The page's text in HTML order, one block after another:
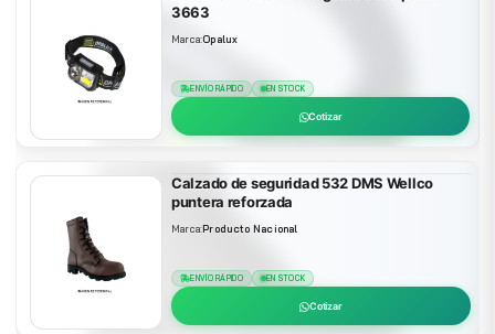
3663
Marca:Opalux
ENVÍO RÁPIDO EN STOCK
Cotizar
Calzado de seguridad 532 DMS Wellco
puntera reforzada
Marca:Producto Nacional
ENVÍO RÁPIDO EN STOCK
Cotizar